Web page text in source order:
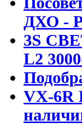
ДХО -
3S
L2
VX-